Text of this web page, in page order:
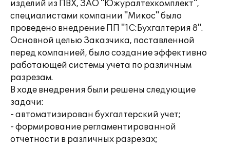
изделий из ПВХ, ЗАО "Южуралтехкомплект",
специалистами компании "Микос" было
проведено внедрение ПП "1С:Бухгалтерия 8".
Основной целью Заказчика, поставленной
перед компанией, было создание эффективно
работающей системы учета по различным
разрезам.
В ходе внедрения были решены следующие
задачи:
- автоматизирован бухгалтерский учет;
- формирование регламентированной
отчетности в различных разрезах;